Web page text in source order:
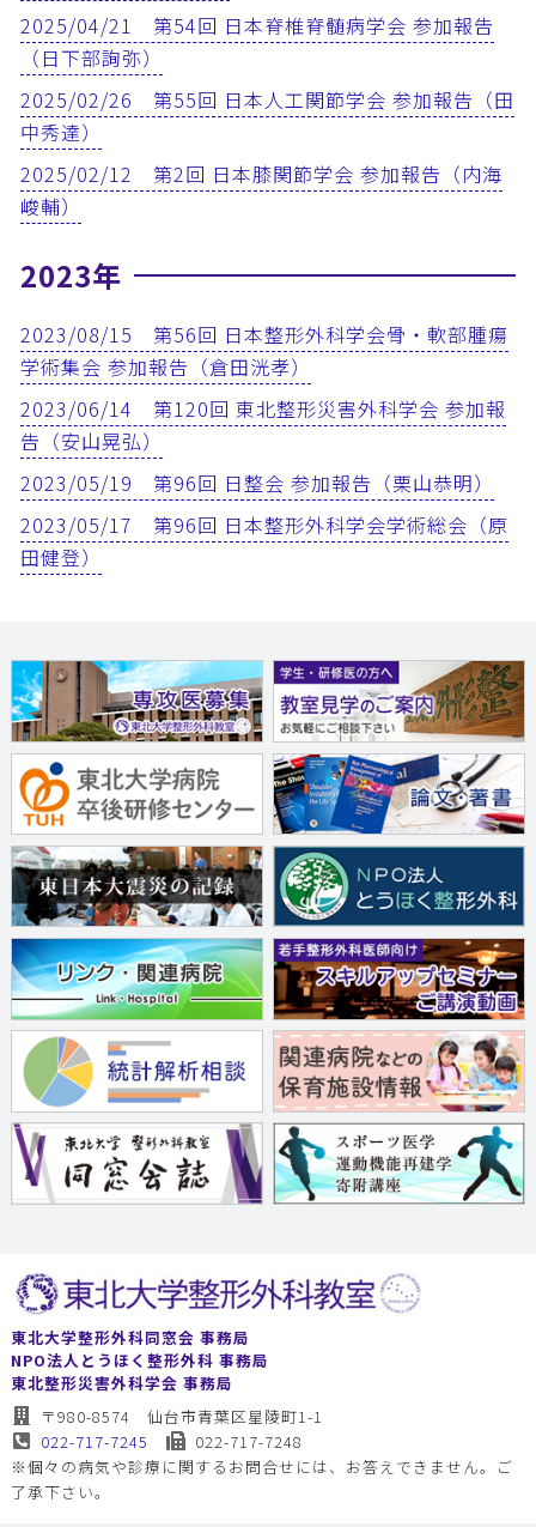
2025/04/21 第54回 日本脊椎脊髄病学会 参加報告
（日下部詢弥）
2025/02/26 第55回 日本人工関節学会 参加報告（田
中秀達）
2025/02/12 第2回 日本膝関節学会 参加報告（内海
峻輔）
2023年
2023/08/15 第56回 日本整形外科学会骨・軟部腫瘍
学術集会 参加報告（倉田洸孝）
2023/06/14 第120回 東北整形災害外科学会 参加報
告（安山晃弘）
2023/05/19 第96回 日整会 参加報告（栗山恭明）
2023/05/17 第96回 日本整形外科学会学術総会（原
田健登）
東北大学整形外科同窓会 事務局
NPO法人とうほく整形外科 事務局
東北整形災害外科学会 事務局
〒980-8574 仙台市青葉区星陵町1-1
022-717-7245
022-717-7248
※個々の病気や診療に関するお問合せには、お答えできません。ご
了承下さい。